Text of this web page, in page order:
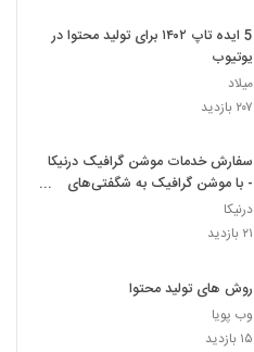
5 ایده تاپ ۱۴۰۲ برای تولید محتوا در
یوتیوب
میلاد
۲۰۷ بازدید
سفارش خدمات موشن گرافیک درنیکا
- با موشن گرافیک به شگفتی‌های
بصری پویا شوید
درنیکا
۲۱ بازدید
روش های تولید محتوا
وب پویا
۱۵ بازدید